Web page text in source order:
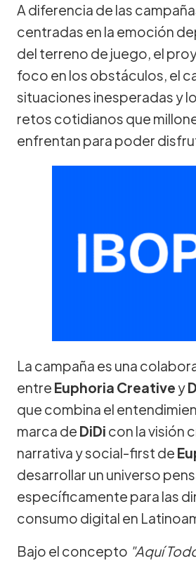
A diferencia de las
centradas en la emoción
del terreno de juego, el
foco en los obstáculos, el
situaciones inesperadas y
retos cotidianos que
enfrentan para poder
La campaña es una
entre Euphoria Creative y
que combina el
marca de DiDi con la visión
narrativa y social-first de
desarrollar un universo
específicamente para las
consumo digital en
Bajo el concepto "Aquí